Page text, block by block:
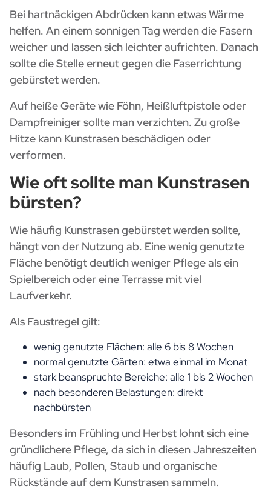
Bei hartnäckigen Abdrücken kann etwas Wärme
helfen. An einem sonnigen Tag werden die Fasern
weicher und lassen sich leichter aufrichten. Danach
sollte die Stelle erneut gegen die Faserrichtung
gebürstet werden.
Auf heiße Geräte wie Föhn, Heißluftpistole oder
Dampfreiniger sollte man verzichten. Zu große
Hitze kann Kunstrasen beschädigen oder
verformen.
Wie oft sollte man Kunstrasen
bürsten?
Wie häufig Kunstrasen gebürstet werden sollte,
hängt von der Nutzung ab. Eine wenig genutzte
Fläche benötigt deutlich weniger Pflege als ein
Spielbereich oder eine Terrasse mit viel
Laufverkehr.
Als Faustregel gilt:
wenig genutzte Flächen: alle 6 bis 8 Wochen
normal genutzte Gärten: etwa einmal im Monat
stark beanspruchte Bereiche: alle 1 bis 2 Wochen
nach besonderen Belastungen: direkt
nachbürsten
Besonders im Frühling und Herbst lohnt sich eine
gründlichere Pflege, da sich in diesen Jahreszeiten
häufig Laub, Pollen, Staub und organische
Rückstände auf dem Kunstrasen sammeln.